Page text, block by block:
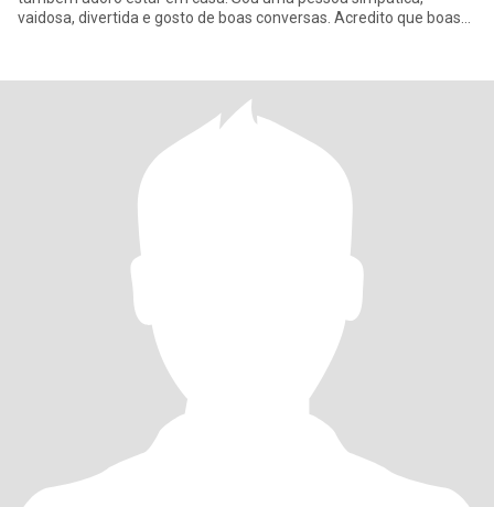
vaidosa, divertida e gosto de boas conversas. Acredito que boas